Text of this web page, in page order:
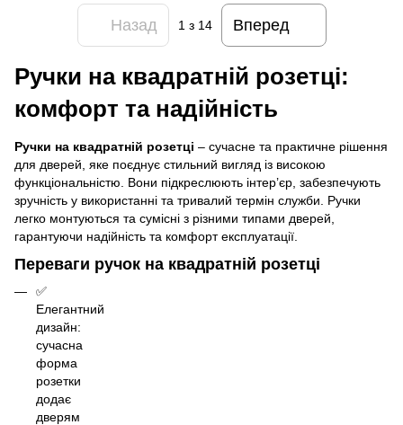
Назад 1 з 14 Вперед
Ручки на квадратній розетці:
комфорт та надійність
Ручки на квадратній розетці – сучасне та практичне рішення
для дверей, яке поєднує стильний вигляд із високою
функціональністю. Вони підкреслюють інтер’єр, забезпечують
зручність у використанні та тривалий термін служби. Ручки
легко монтуються та сумісні з різними типами дверей,
гарантуючи надійність та комфорт експлуатації.
Переваги ручок на квадратній розетці
✅
Елегантний
дизайн:
сучасна
форма
розетки
додає
дверям